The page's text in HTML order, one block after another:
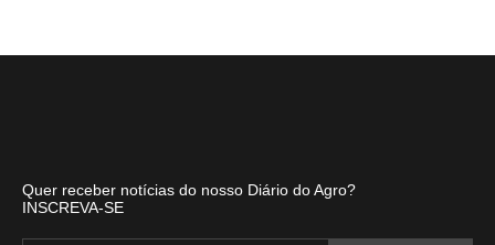
Quer receber notícias do nosso Diário do Agro?
INSCREVA-SE